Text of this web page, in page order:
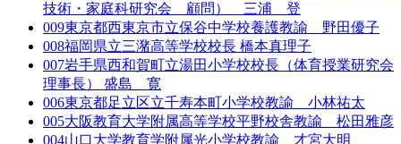
技術・家庭科研究会 顧問） 三浦 登
009東京都西東京市立保谷中学校養護教諭 野田優子
008福岡県立三潴高等学校校長 橋本真理子
007岩手県西和賀町立湯田小学校校長（体育授業研究会
理事長） 盛島 寛
006東京都足立区立千寿本町小学校教諭 小林祐太
005大阪教育大学附属高等学校平野校舎教諭 松田雅彦
004山口大学教育学附属光小学校教諭 才宮大明